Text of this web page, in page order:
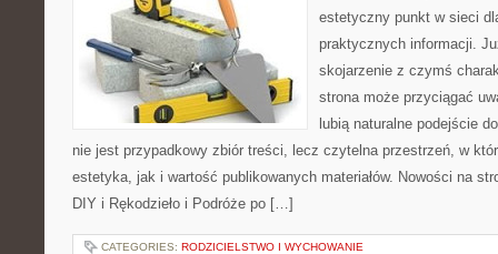
estetyczny punkt w sieci
praktycznych informacji.
skojarzenie z czymś
strona może przyciągać
lubią naturalne podejście
nie jest przypadkowy zbiór treści, lecz czytelna przestrzeń, w
estetyka, jak i wartość publikowanych materiałów. Nowości na
DIY i Rękodzieło i Podróże po […]
CATEGORIES: RODZICIELSTWO I WYCHOWANIE